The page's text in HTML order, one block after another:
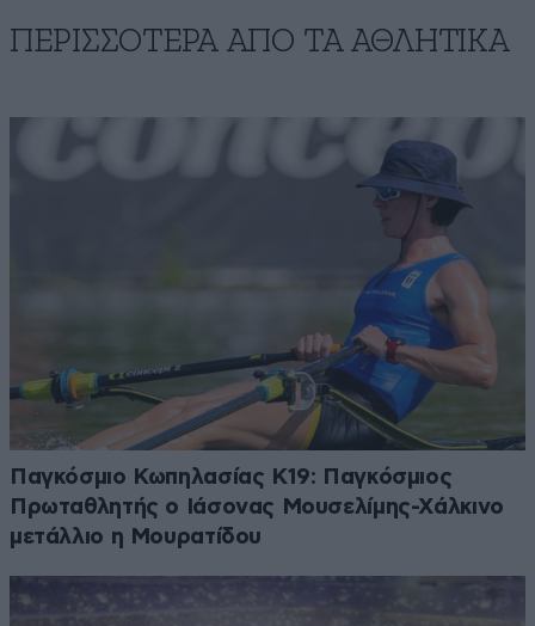
ΠΕΡΙΣΣΟΤΕΡΑ ΑΠΟ ΤA ΑΘΛΗΤΙΚΑ
Παγκόσμιο Κωπηλασίας Κ19: Παγκόσμιος
Πρωταθλητής ο Ιάσονας Μουσελίμης-Χάλκινο
μετάλλιο η Μουρατίδου